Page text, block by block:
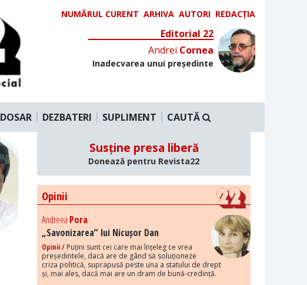
NUMĂRUL CURENT ARHIVA AUTORI REDACȚIA
Editorial 22
Andrei Cornea
Inadecvarea unui președinte
DOSAR DEZBATERI SUPLIMENT CAUTĂ
Susține presa liberă
Donează pentru Revista22
Opinii
Andreea Pora
„Savonizarea” lui Nicușor Dan
Opinii / Puțini sunt cei care mai înțeleg ce vrea
președintele, dacă are de gând să soluționeze
criza politică, suprapusă peste una a statului de drept
și, mai ales, dacă mai are un dram de bună-credință.